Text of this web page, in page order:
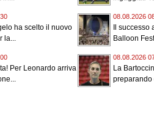
ha scelto il nuovo
la...
08.08.2026
Il
Balloon
Per Leonardo arriva
08.08.2026
La
preparando